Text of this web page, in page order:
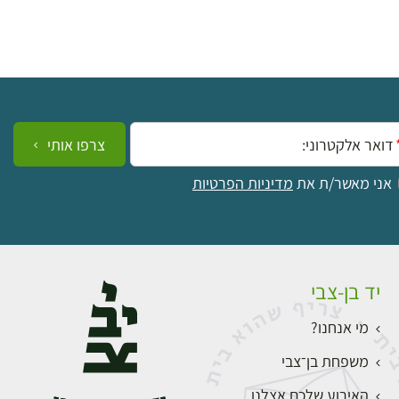
אני מאשר/ת את מדיניות הפרטיות
צרפו אותי
יד בן-צבי
מי אנחנו?
משפחת בן־צבי